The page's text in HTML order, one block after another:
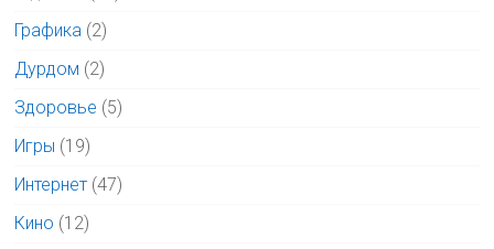
Графика (2)
Дурдом (2)
Здоровье (5)
Игры (19)
Интернет (47)
Кино (12)